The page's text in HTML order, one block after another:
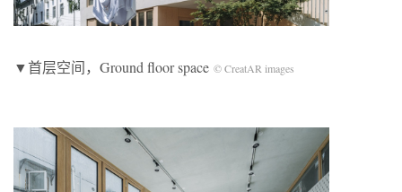
▼首层空间，Ground floor space © CreatAR images